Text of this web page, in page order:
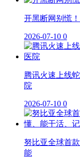
开黑断网别慌
2026-07-10 0
腾讯火速上线
院
2026-07-10 0
努比亚全球首
能